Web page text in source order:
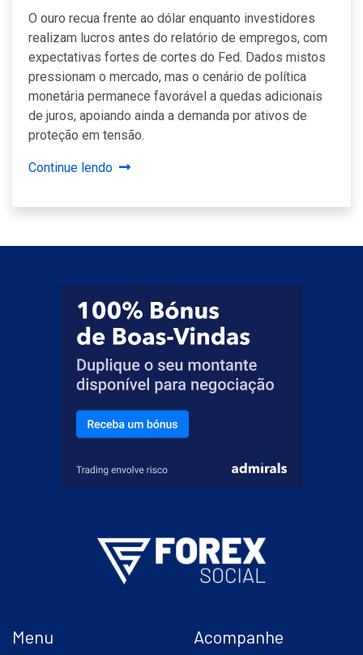
O ouro recua frente ao dólar enquanto investidores
realizam lucros antes do relatório de empregos, com
expectativas fortes de cortes do Fed. Dados mistos
pressionam o mercado, mas o cenário de política
monetária permanece favorável a quedas adicionais
de juros, apoiando ainda a demanda por ativos de
proteção em tensão.
Continue lendo
Menu Acompanhe